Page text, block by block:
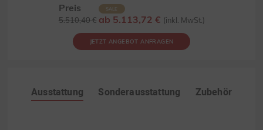
Preis SALE
5.510,40 €ab 5.113,72 € (inkl. MwSt.)
JETZT ANGEBOT ANFRAGEN
Ausstattung Sonderausstattung Zubehör